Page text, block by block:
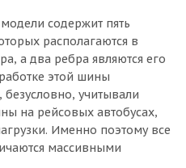
содержит пять
располагаются в
а два ребра являются его
этой шины
учитывали
на рейсовых автобусах,
Именно поэтому все
массивными